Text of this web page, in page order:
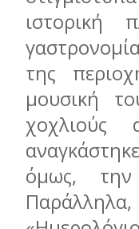
ιστορική
της
μουσική
όμως,